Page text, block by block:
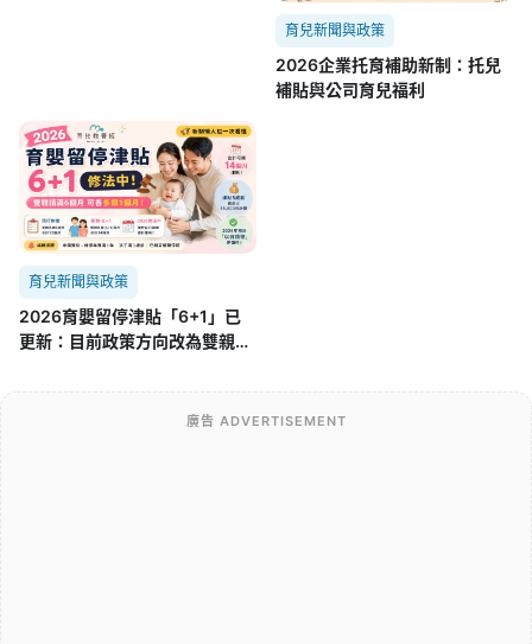
育兒新聞與政策
2026企業托育補助新制：托兒
補貼與公司育兒福利
育兒新聞與政策
2026育嬰留停津貼「6+1」已
更新：目前政策方向改為雙親
廣告 ADVERTISEMENT